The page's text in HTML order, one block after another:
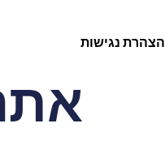
הצהרת נגישות